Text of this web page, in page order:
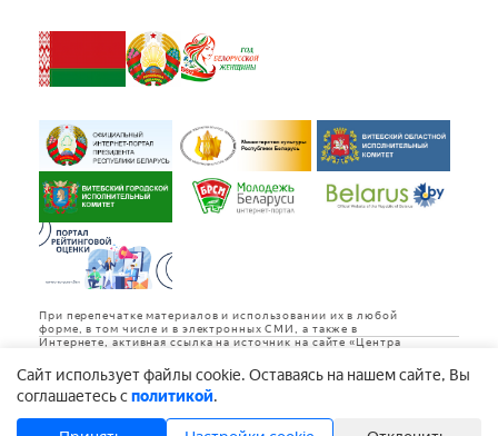
Cайт использует файлы cookie. Оставаясь на нашем сайте, Вы
соглашаетесь сполитикой.
При перепечатке материалов и использовании их в любой
форме, в том числе и в электронных СМИ, а также в
Интернете, активная ссылка на источник на сайте «Центра
Дизайн и разработка